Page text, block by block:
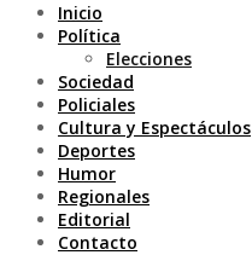
Inicio
Política
Elecciones
Sociedad
Policiales
Cultura y Espectáculos
Deportes
Humor
Regionales
Editorial
Contacto